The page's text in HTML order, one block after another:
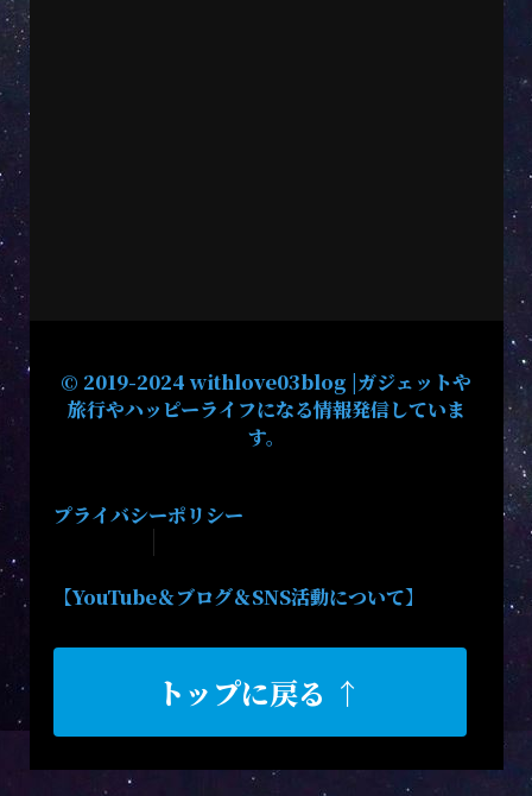
© 2019-2024 withlove03blog |ガジェットや
旅行やハッピーライフになる情報発信していま
す。
プライバシーポリシー
【YouTube＆ブログ＆SNS活動について】
トップに戻る ↑